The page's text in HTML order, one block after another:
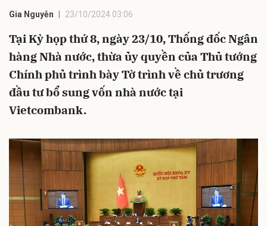
Gia Nguyễn 23/10/2024 03:06
Tại Kỳ họp thứ 8, ngày 23/10, Thống đốc Ngân
hàng Nhà nước, thừa ủy quyền của Thủ tướng
Chính phủ trình bày Tờ trình về chủ trương
đầu tư bổ sung vốn nhà nước tại
Vietcombank.
Hủy